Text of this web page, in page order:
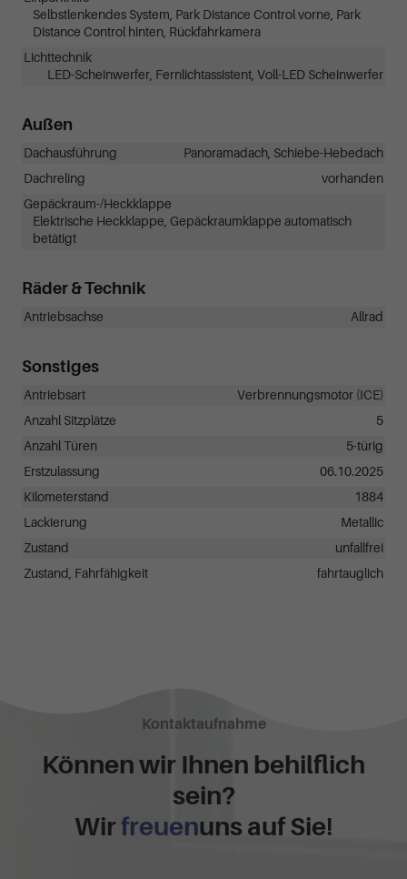
Selbstlenkendes System, Park Distance Control vorne, Park
Distance Control hinten, Rückfahrkamera
Lichttechnik
LED-Scheinwerfer, Fernlichtassistent, Voll-LED Scheinwerfer
Außen
Dachausführung
Panoramadach, Schiebe-Hebedach
Dachreling
vorhanden
Gepäckraum-/Heckklappe
Elektrische Heckklappe, Gepäckraumklappe automatisch
betätigt
Räder & Technik
Antriebsachse Allrad
Sonstiges
Antriebsart
Verbrennungsmotor (ICE)
Anzahl Sitzplätze
5
Anzahl Türen
5-türig
Erstzulassung
06.10.2025
Kilometerstand
1884
Lackierung
Metallic
Zustand
unfallfrei
Zustand, Fahrfähigkeit
fahrtauglich
Kontaktaufnahme
Können wir Ihnen behilflich
sein?
Wirfreuenuns auf Sie!